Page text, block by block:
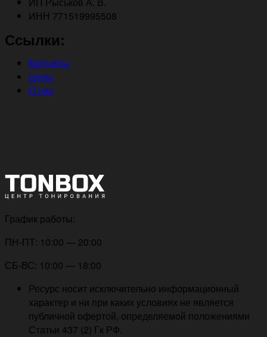
ИНН 771519995508
Ссылки:
Контакты
Цены
О нас
График работы:
ПН-ПТ: 10:00 — 20:00
СБ-ВС: 10:00 — 18:00
Ресурс носит исключительно информационный
характер и ни при каких условиях не является
публичной офертой, определяемой положениями
Статьи 437 (2) Гк РФ.